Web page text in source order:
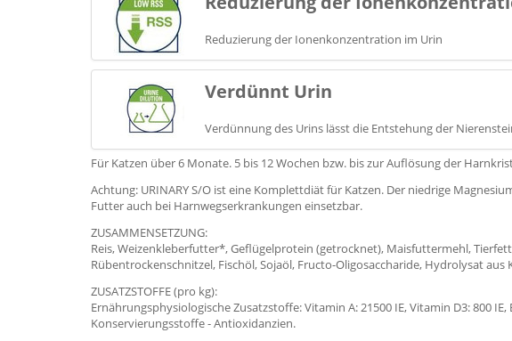
Reduzierung der Ionenkonzentration im Urin
Verdünnt Urin
Verdünnung des Urins lässt die Entstehung der
Für Katzen über 6 Monate. 5 bis 12 Wochen bzw. bis zur Auflösung der
Achtung: URINARY S/O ist eine Komplettdiät für Katzen. Der niedrige
Futter auch bei Harnwegserkrankungen einsetzbar.
ZUSAMMENSETZUNG:
Reis, Weizenkleberfutter*, Geflügelprotein (getrocknet), Maisfuttermehl,
Rübentrockenschnitzel, Fischöl, Sojaöl, Fructo-Oligosaccharide, Hydrolysat
ZUSATZSTOFFE (pro kg):
Ernährungsphysiologische Zusatzstoffe: Vitamin A: 21500 IE, Vitamin D3: 800 IE,
Konservierungsstoffe - Antioxidanzien.